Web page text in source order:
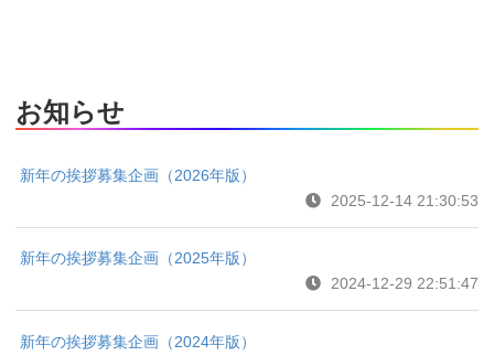
お知らせ
新年の挨拶募集企画（2026年版）
2025-12-14 21:30:53
新年の挨拶募集企画（2025年版）
2024-12-29 22:51:47
新年の挨拶募集企画（2024年版）